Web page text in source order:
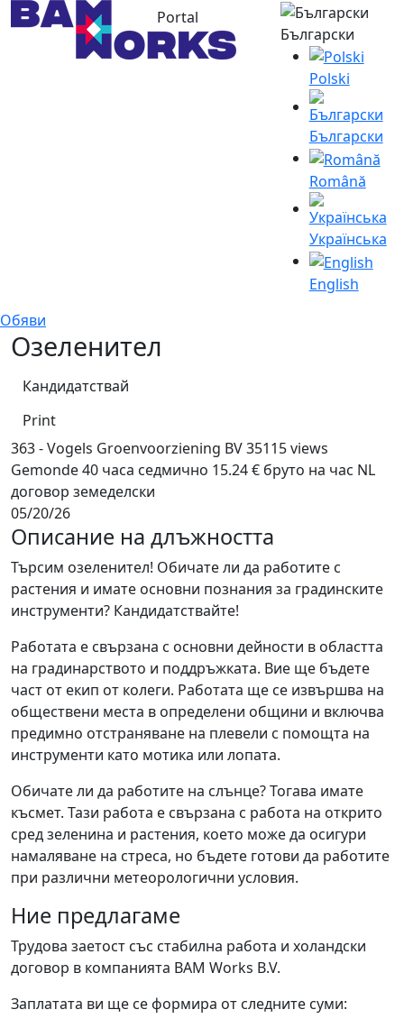
Portal
Български
Polski
Български
Română
Українська
English
Обяви
Озеленител
Кандидатствай
Print
363 - Vogels Groenvoorziening BV35115 views
Gemonde40 часа седмично 15.24 € бруто на час NL
договор земеделски
05/20/26
Описание на длъжността
Търсим озеленител! Обичате ли да работите с
растения и имате основни познания за градинските
инструменти? Кандидатствайте!
Работата е свързана с основни дейности в областта
на градинарството и поддръжката. Вие ще бъдете
част от екип от колеги. Работата ще се извършва на
обществени места в определени общини и включва
предимно отстраняване на плевели с помощта на
инструменти като мотика или лопата.
Обичате ли да работите на слънце? Тогава имате
късмет. Тази работа е свързана с работа на открито
сред зеленина и растения, което може да осигури
намаляване на стреса, но бъдете готови да работите
при различни метеорологични условия.
Ние предлагаме
Трудова заетост със стабилна работа и холандски
договор в компанията BAM Works B.V.
Заплатата ви ще се формира от следните суми: